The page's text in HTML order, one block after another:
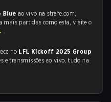
Blue ao vivo na strafe.com,
mais partidas como esta, visite o
.
no LFL Kickoff 2025 Group
e transmissões ao vivo, tudo na